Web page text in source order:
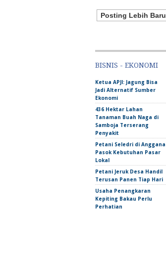
Posting Lebih Baru
BISNIS - EKONOMI
Ketua APJI: Jagung Bisa
Jadi Alternatif Sumber
Ekonomi
436 Hektar Lahan
Tanaman Buah Naga di
Samboja Terserang
Penyakit
Petani Seledri di Anggana
Pasok Kebutuhan Pasar
Lokal
Petani Jeruk Desa Handil
Terusan Panen Tiap Hari
Usaha Penangkaran
Kepiting Bakau Perlu
Perhatian